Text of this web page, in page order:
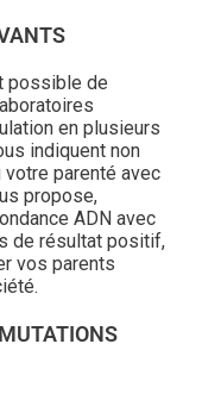
possible de
en plusieurs
indiquent non
parenté avec
propose,
ADN avec
de résultat positif,
vos parents